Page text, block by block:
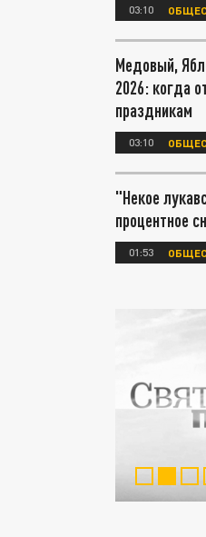
03:10
Медовый,
2026: когда
праздникам
03:10
"Некое
процентное
01:53